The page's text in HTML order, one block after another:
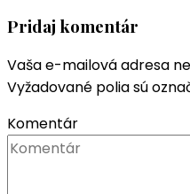
Pridaj komentár
Vaša e-mailová adresa
Vyžadované polia sú
Komentár